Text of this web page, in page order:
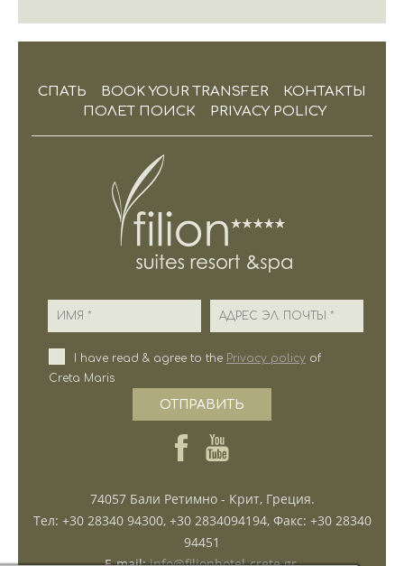
СПАТЬ BOOK YOUR TRANSFER
КОНТАКТЫ
ПОЛЕТ ПОИСК
PRIVACY POLICY
Имя Адрес эл. почты
I have read & agree to the Privacy policyof
Creta Maris
ОТПРАВИТЬ
74057 Бали Ретимно - Крит, Греция.
Tел: +30 28340 94300, +30 2834094194, Φакс: +30 28340
94451